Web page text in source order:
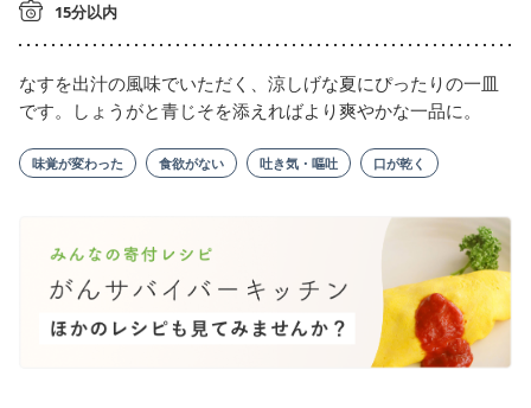
15分以内
なすを出汁の風味でいただく、涼しげな夏にぴったりの一皿
です。しょうがと青じそを添えればより爽やかな一品に。
味覚が変わった 食欲がない 吐き気・嘔吐 口が乾く